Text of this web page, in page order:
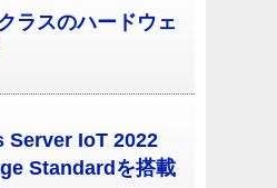
ラスのハードウェ
Server IoT 2022
Standardを搭載